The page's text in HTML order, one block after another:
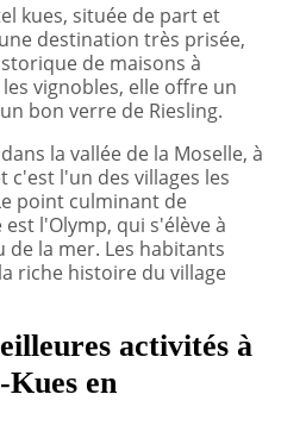
kues, située de part et
destination très prisée,
de maisons à
vignobles, elle offre un
bon verre de Riesling.
la vallée de la Moselle, à
c'est l'un des villages les
point culminant de
l'Olymp, qui s'élève à
de la mer. Les habitants
riche histoire du village
activités à
en